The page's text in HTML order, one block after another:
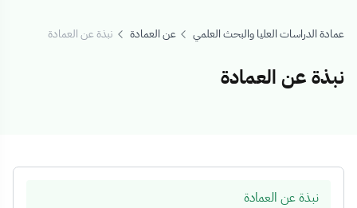
عمادة الدراسات العليا والبحث العلمي عن العمادة نبذة عن العمادة
نبذة عن العمادة
نبذة عن العمادة
نبذة عن العمادة